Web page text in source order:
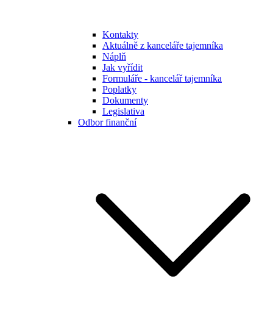
Kontakty
Aktuálně z kanceláře tajemníka
Náplň
Jak vyřídit
Formuláře - kancelář tajemníka
Poplatky
Dokumenty
Legislativa
Odbor finanční